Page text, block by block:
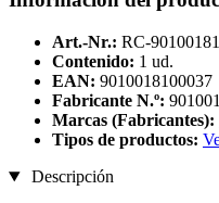
Art.-Nr.: RC-
Contenido: 1 ud.
EAN: 9010018100037
Fabricante N.º:
Marcas (Fabricantes):
Tipos de productos:
Descripción